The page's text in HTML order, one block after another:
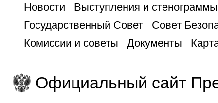
Новости
Выступления и стенограммы
Государственный Совет
Совет
Комиссии и советы
Документы
Официальный сайт